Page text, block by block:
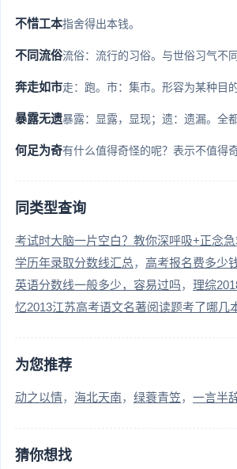
不惜工本指舍得出本钱。
不同流俗流俗：流行的习俗。与世俗习气不
奔走如市走：跑。市：集市。形容为某种目
暴露无遗暴露：显露，显现；遗：遗漏。全
何足为奇有什么值得奇怪的呢？表示不值得奇
同类型查询
考试时大脑一片空白？教你深呼吸+正念
学历年录取分数线汇总
高考报名费多少
英语分数线一般多少，容易过吗
理综
忆2013江苏高考语文名著阅读题考了哪几
为您推荐
动之以情 海北天南 绿蓑青笠 一言半
猜你想找